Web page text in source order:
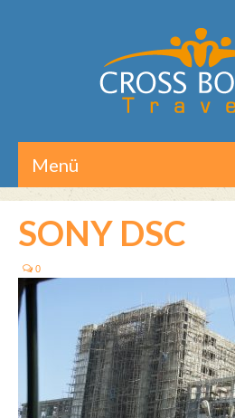
Menü
Reisen/Touren
Aktuelles
Über CB-Travels
Kontakt
SONY DSC
0